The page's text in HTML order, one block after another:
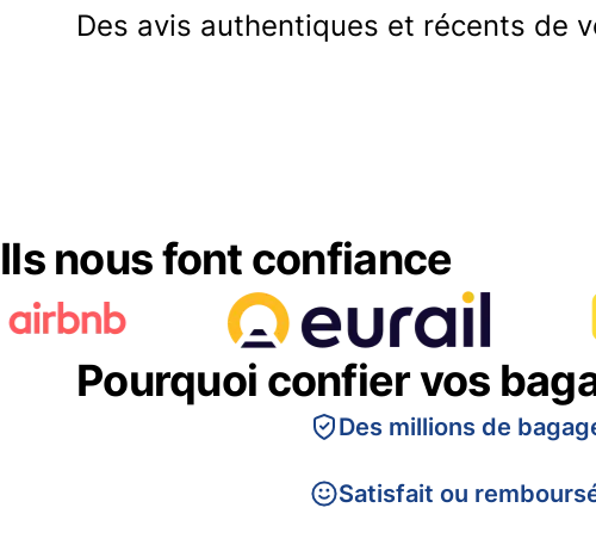
Des avis authentiques et récents de
Ils nous font confiance
Pourquoi confier vos
Des millions de
Satisfait ou